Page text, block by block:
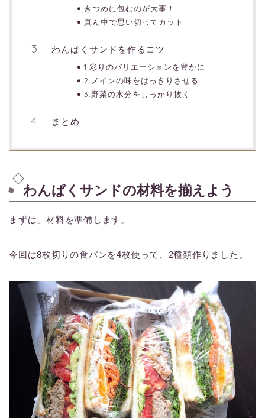
きつめに包むのが大事！
真ん中で思い切ってカット
わんぱくサンドを作るコツ
1.彩りのバリエーションを豊かに
2.メインの味をはっきりさせる
3.野菜の水分をしっかり抜く
まとめ
わんぱくサンドの材料を揃えよう
まずは、材料を準備します。
今回は8枚切りの食パンを4枚使って、2種類作りました。